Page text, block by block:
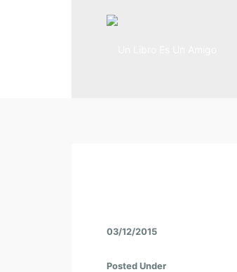
03/12/2015
Posted Under